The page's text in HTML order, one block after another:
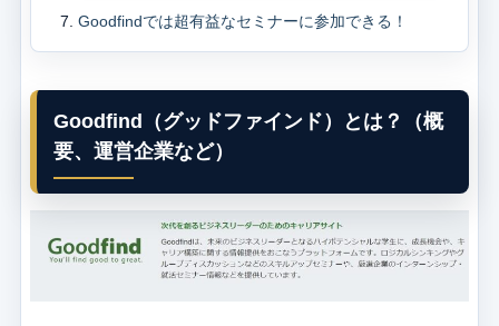
Goodfindでは超有益なセミナーに参加できる！
Goodfind（グッドファインド）とは？（概
要、運営企業など）